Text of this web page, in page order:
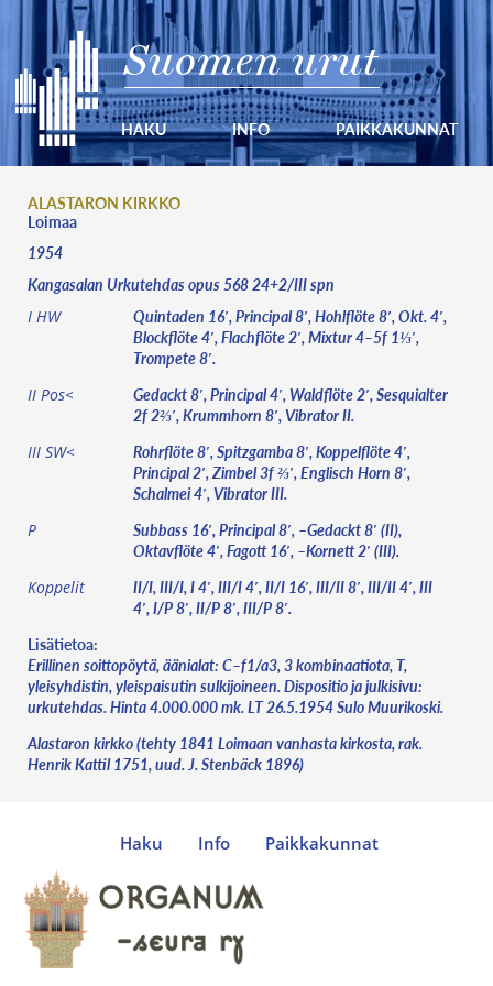
Suomen urut
HAKU INFO PAIKKAKUNNAT
ALASTARON KIRKKO
Loimaa
1954
Kangasalan Urkutehdas opus 568 24+2/III spn
I HW
Quintaden 16′, Principal 8′, Hohlflöte 8′, Okt. 4′,
Blockflöte 4′, Flachflöte 2′, Mixtur 4–5f 1⅓′,
Trompete 8′.
II Pos<
Gedackt 8′, Principal 4′, Waldflöte 2′, Sesquialter
2f 2⅔′, Krummhorn 8′, Vibrator II.
III SW<
Rohrflöte 8′, Spitzgamba 8′, Koppelflöte 4′,
Principal 2′, Zimbel 3f ⅔′, Englisch Horn 8′,
Schalmei 4′, Vibrator III.
P
Subbass 16′, Principal 8′, –Gedackt 8′ (II),
Oktavflöte 4′, Fagott 16′, –Kornett 2′ (III).
Koppelit
II/I, III/I, I 4′, III/I 4′, II/I 16′, III/II 8′, III/II 4′, III
4′, I/P 8′, II/P 8′, III/P 8′.
Lisätietoa:
Erillinen soittopöytä, äänialat: C–f1/a3, 3 kombinaatiota, T,
yleisyhdistin, yleispaisutin sulkijoineen. Dispositio ja julkisivu:
urkutehdas. Hinta 4.000.000 mk. LT 26.5.1954 Sulo Muurikoski.
Alastaron kirkko (tehty 1841 Loimaan vanhasta kirkosta, rak.
Henrik Kattil 1751, uud. J. Stenbäck 1896)
Haku Info Paikkakunnat